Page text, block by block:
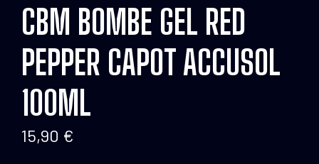
CBM BOMBE GEL RED
PEPPER CAPOT ACCUSOL
100ML
15,90 €